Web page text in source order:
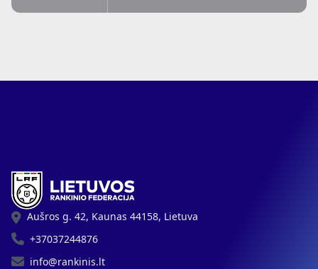
Aušros g. 42, Kaunas 44158, Lietuva
+37037244876
info@rankinis.lt